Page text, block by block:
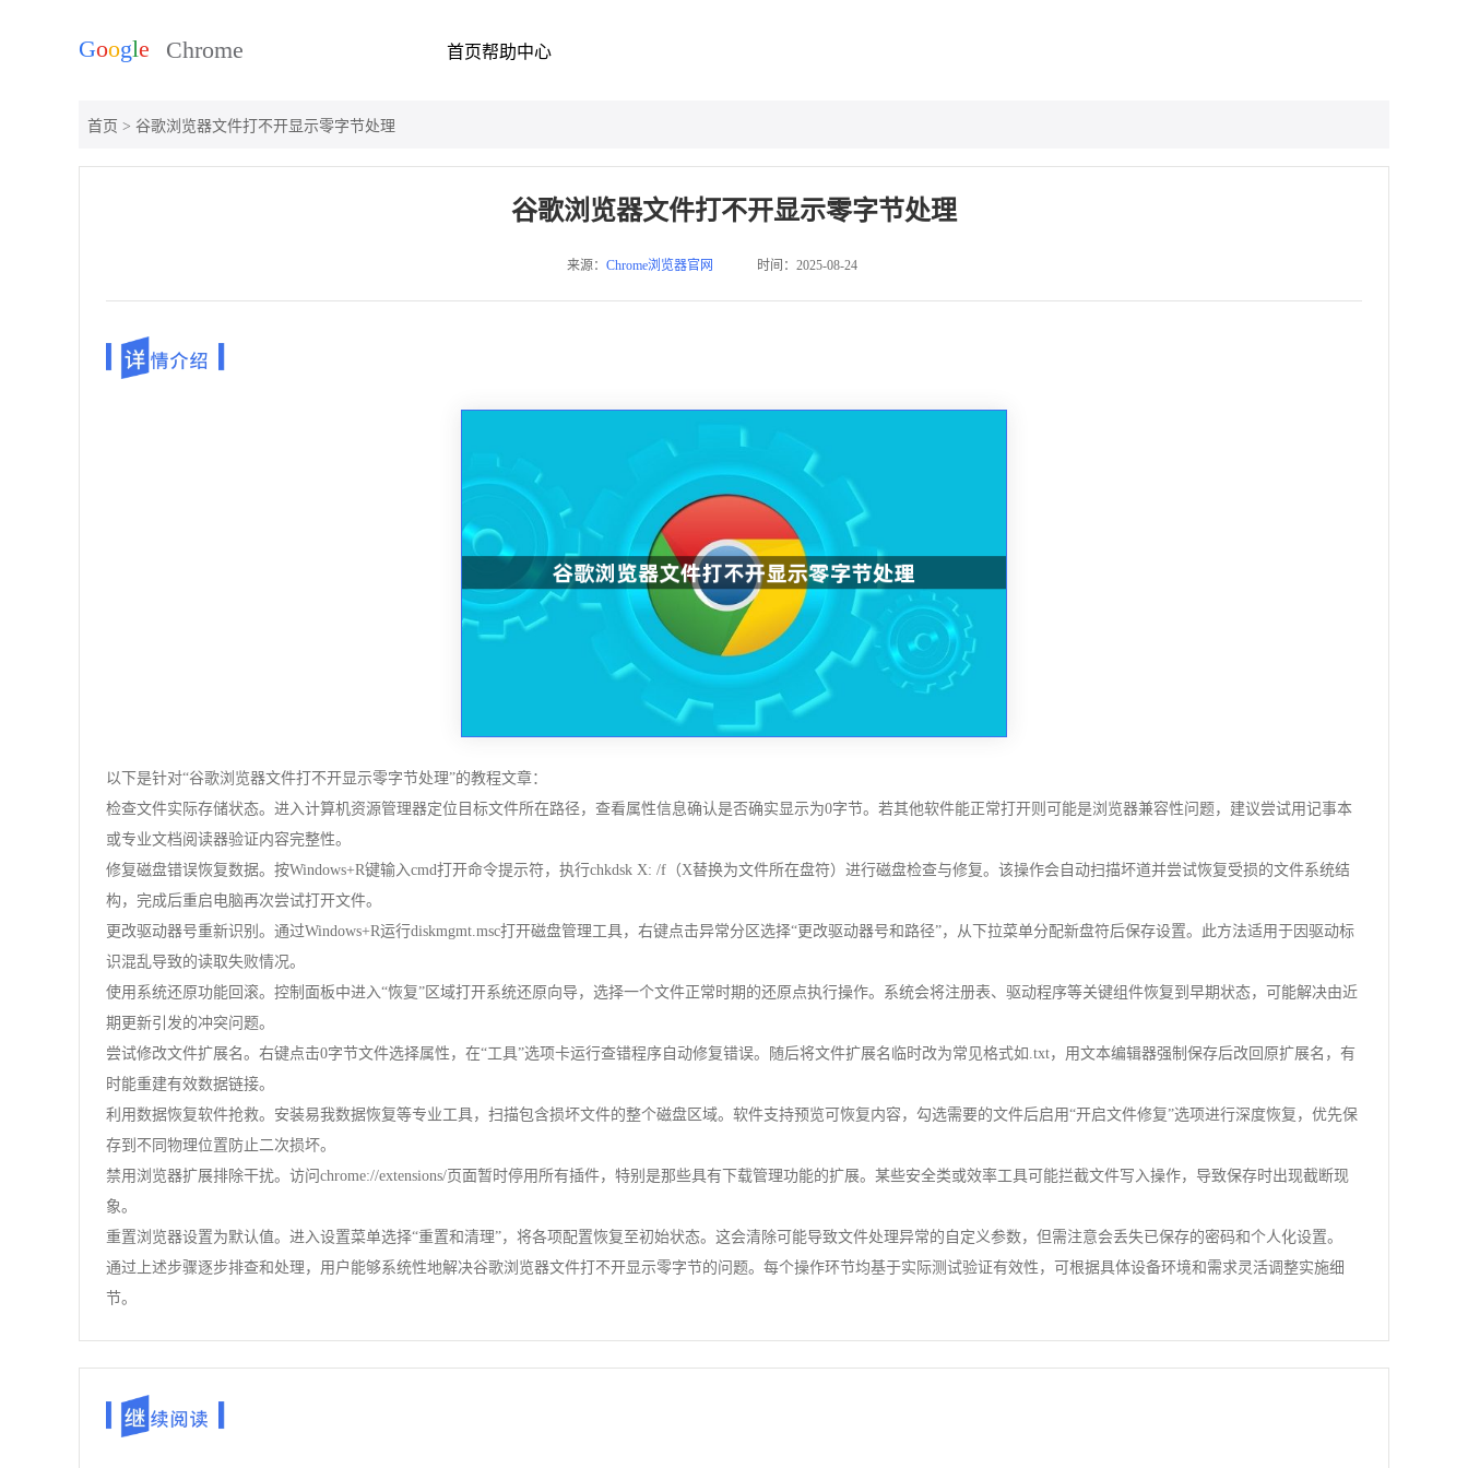
首页帮助中心
首页 > 谷歌浏览器文件打不开显示零字节处理
谷歌浏览器文件打不开显示零字节处理
来源： Chrome浏览器官网 时间：2025-08-24
以下是针对“谷歌浏览器文件打不开显示零字节处理”的教程文章：
检查文件实际存储状态。进入计算机资源管理器定位目标文件所在路径，查看属性信息确认是否确实显示为0字节。若其他软件能正常打开则可能是浏览器兼容性问题，建议尝试用记事本
或专业文档阅读器验证内容完整性。
修复磁盘错误恢复数据。按Windows+R键输入cmd打开命令提示符，执行chkdsk X: /f（X替换为文件所在盘符）进行磁盘检查与修复。该操作会自动扫描坏道并尝试恢复受损的文件系统结
构，完成后重启电脑再次尝试打开文件。
更改驱动器号重新识别。通过Windows+R运行diskmgmt.msc打开磁盘管理工具，右键点击异常分区选择“更改驱动器号和路径”，从下拉菜单分配新盘符后保存设置。此方法适用于因驱动标
识混乱导致的读取失败情况。
使用系统还原功能回滚。控制面板中进入“恢复”区域打开系统还原向导，选择一个文件正常时期的还原点执行操作。系统会将注册表、驱动程序等关键组件恢复到早期状态，可能解决由近
期更新引发的冲突问题。
尝试修改文件扩展名。右键点击0字节文件选择属性，在“工具”选项卡运行查错程序自动修复错误。随后将文件扩展名临时改为常见格式如.txt，用文本编辑器强制保存后改回原扩展名，有
时能重建有效数据链接。
利用数据恢复软件抢救。安装易我数据恢复等专业工具，扫描包含损坏文件的整个磁盘区域。软件支持预览可恢复内容，勾选需要的文件后启用“开启文件修复”选项进行深度恢复，优先保
存到不同物理位置防止二次损坏。
禁用浏览器扩展排除干扰。访问chrome://extensions/页面暂时停用所有插件，特别是那些具有下载管理功能的扩展。某些安全类或效率工具可能拦截文件写入操作，导致保存时出现截断现
象。
重置浏览器设置为默认值。进入设置菜单选择“重置和清理”，将各项配置恢复至初始状态。这会清除可能导致文件处理异常的自定义参数，但需注意会丢失已保存的密码和个人化设置。
通过上述步骤逐步排查和处理，用户能够系统性地解决谷歌浏览器文件打不开显示零字节的问题。每个操作环节均基于实际测试验证有效性，可根据具体设备环境和需求灵活调整实施细
节。